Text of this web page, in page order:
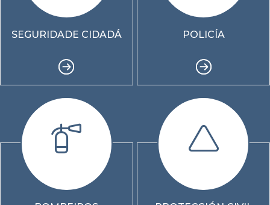
SEGURIDADE CIDADÁ POLICÍA